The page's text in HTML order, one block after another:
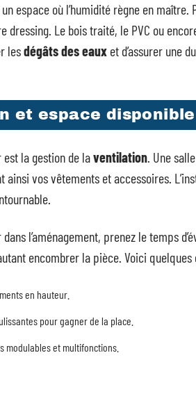
espace où l’humidité règne en maître.
dressing. Le bois traité, le PVC ou
lesdégâts des eaux et d’assurer une
et espace disponible
la gestion de laventilation. Une
ainsi vos vêtements et accessoires.
l’aménagement, prenez le temps
encombrer la pièce. Voici
en hauteur.
pour gagner de la place.
modulables et multifonctions.